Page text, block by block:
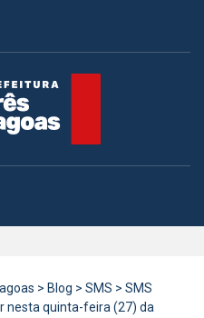
> Blog > SMS > SMS
nesta quinta-feira (27) da